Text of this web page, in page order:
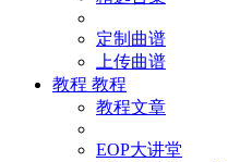
定制曲谱
上传曲谱
教程 教程
教程文章
EOP大讲堂